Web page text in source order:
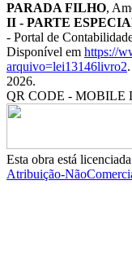
PARADA FILHO,
II - PARTE
- Portal de
Disponível em https://
arquivo=lei13146livro2
2026.
QR CODE - MOBILE
Esta obra está
Atribuição-